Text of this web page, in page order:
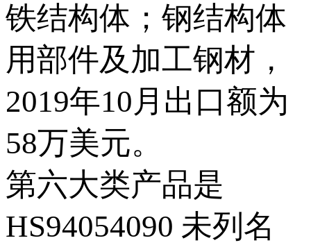
铁结构体；钢结构体
用部件及加工钢材，
2019年10月出口额为
58万美元。
第六大类产品是
HS94054090 未列名